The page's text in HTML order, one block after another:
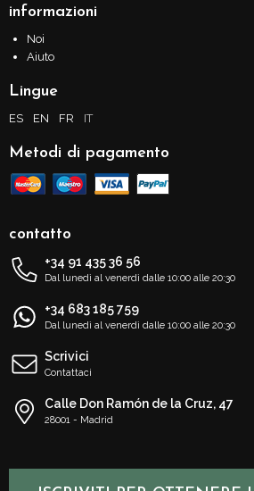
informazioni
Noi
Aiuto
Lingue
ES EN FR IT
Metodi di pagamento
contatto
+34 91 435 36 56
Dal lunedì al venerdì dalle 10:00 alle 20:30
+34 683 185 759
Dal lunedì al venerdì dalle 10:00 alle 20:30
Scrivici
Contattaci
Calle Don Ramón de la Cruz, 47
28001 - Madrid